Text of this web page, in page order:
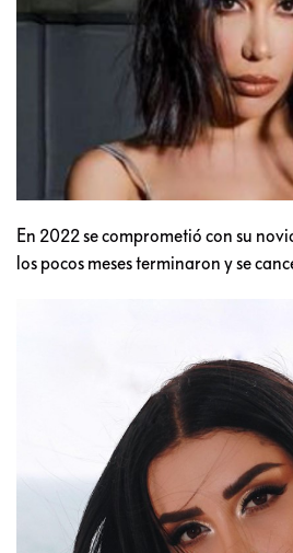
En 2022 se comprometió con su
los pocos meses terminaron y se